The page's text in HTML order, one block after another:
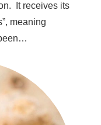
It receives its
meaning